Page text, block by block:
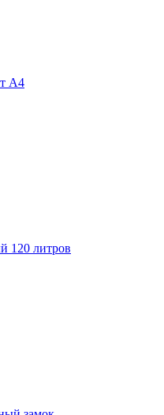
А4
120 литров